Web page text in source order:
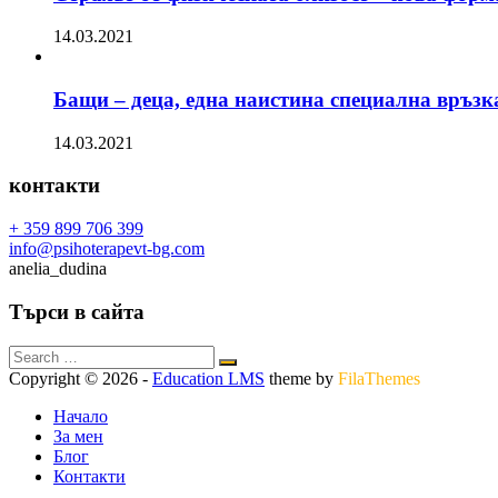
14.03.2021
Бащи – деца, една наистина специална
14.03.2021
контакти
+ 359 899 706 399
info@psihoterapevt-bg.com
anelia_dudina
Търси в сайта
Copyright © 2026 - Education LMS theme by FilaThemes
Начало
За мен
Блог
Контакти